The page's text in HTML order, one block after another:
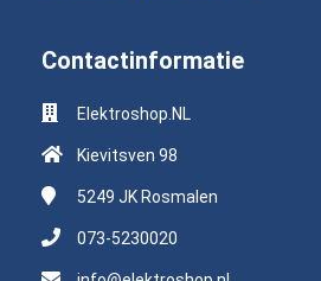
Contactinformatie
Elektroshop.NL
Kievitsven 98
5249 JK Rosmalen
073-5230020